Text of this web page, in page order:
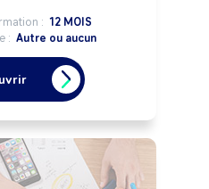
: 12 MOIS
: Autre ou aucun